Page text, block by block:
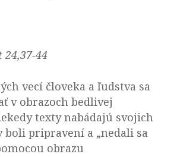
24,37-44
vecí človeka a ľudstva sa
v obrazoch bedlivej
texty nabádajú svojich
boli pripravení a „nedali sa
obrazu